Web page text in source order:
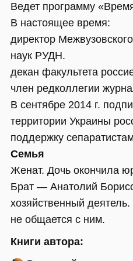
Ведет программу
В настоящее время:
директор
наук РУДН.
декан факультета
член редколлегии
В сентябре 2014 г.
территории Украины
поддержку
Семья
Женат. Дочь окончила
Брат — Анатолий
хозяйственный
не общается с ним.
Книги автора: